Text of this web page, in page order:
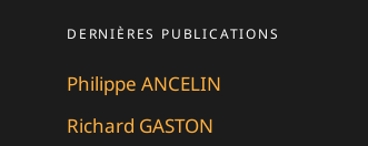
DERNIÈRES PUBLICATIONS
Philippe ANCELIN
Richard GASTON